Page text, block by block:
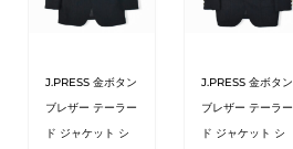
J.PRESS 金ボタン
ブレザー テーラー
ド ジャケット シ
J.PRESS 金ボタン
ブレザー テーラー
ド ジャケット シ